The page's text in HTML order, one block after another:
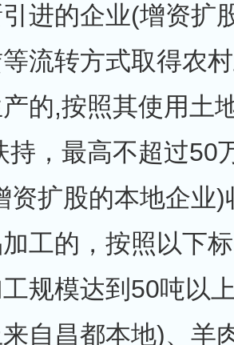
的企业(增资扩
流转方式取得农
的,按照其使用土
持，最高不超过50
资扩股的本地企业
工的，按照以下
规模达到50吨以
自昌都本地)、羊